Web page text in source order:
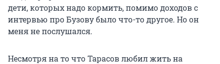
дети, которых надо кормить, помимо доходов с
интервью про Бузову было что-то другое. Но он
меня не послушался.
Несмотря на то что Тарасов любил жить на